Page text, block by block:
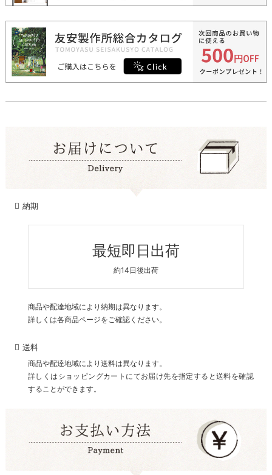
納期
最短即日出荷
約14日後出荷
商品や配達地域により納期は異なります。
詳しくは各商品ページをご確認ください。
送料
商品や配達地域により送料は異なります。
詳しくはショッピングカートにてお届け先を指定すると送料を確認
することができます。